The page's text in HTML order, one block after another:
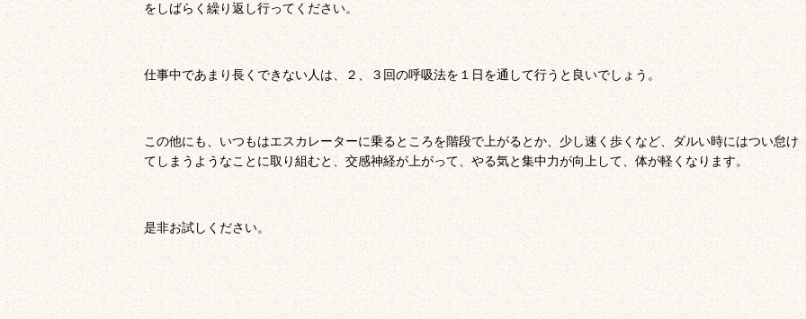
をしばらく繰り返し行ってください。
仕事中であまり長くできない人は、２、３回の呼吸法を１日を通して行うと良いでしょう。
この他にも、いつもはエスカレーターに乗るところを階段で上がるとか、少し速く歩くなど、ダルい時にはつい怠け
てしまうようなことに取り組むと、交感神経が上がって、やる気と集中力が向上して、体が軽くなります。
是非お試しください。